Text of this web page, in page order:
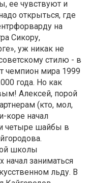
ее чувствуют и
открыться, где
на
Сикору,
уж никак не
стилю - в
чемпион мира 1999
года. Но как
Алексей, порой
(кто, мол,
коре начал
четыре шайбы в
школы
начал заниматься
льду. В